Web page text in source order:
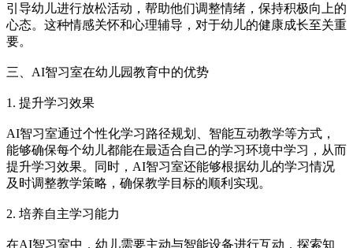
引导幼儿进行放松活动，帮助他们调整情绪，保持积极向上的
心态。这种情感关怀和心理辅导，对于幼儿的健康成长至关重
要。
三、AI智习室在幼儿园教育中的优势
1. 提升学习效果
AI智习室通过个性化学习路径规划、智能互动教学等方式，
能够确保每个幼儿都能在最适合自己的学习环境中学习，从而
提升学习效果。同时，AI智习室还能够根据幼儿的学习情况
及时调整教学策略，确保教学目标的顺利实现。
2. 培养自主学习能力
在AI智习室中，幼儿需要主动与智能设备进行互动，探索知